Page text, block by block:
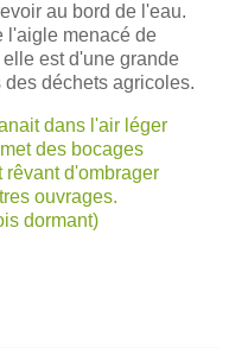
au bord de l'eau.
l'aigle menacé de
est d'une grande
déchets agricoles.
dans l'air léger
des bocages
rêvant d'ombrager
ouvrages.
dormant)